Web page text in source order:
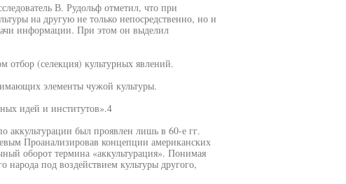
В. Рудольф отметил, что при
на другую не только непосредственно, но и
информации. При этом он выделил
(селекция) культурных явлений.
элементы чужой культуры.
идей и институтов».4
аккультурации был проявлен лишь в 60-е гг.
Проанализировав концепции американских
оборот термина «аккультурация». Понимая
народа под воздействием культуры другого,